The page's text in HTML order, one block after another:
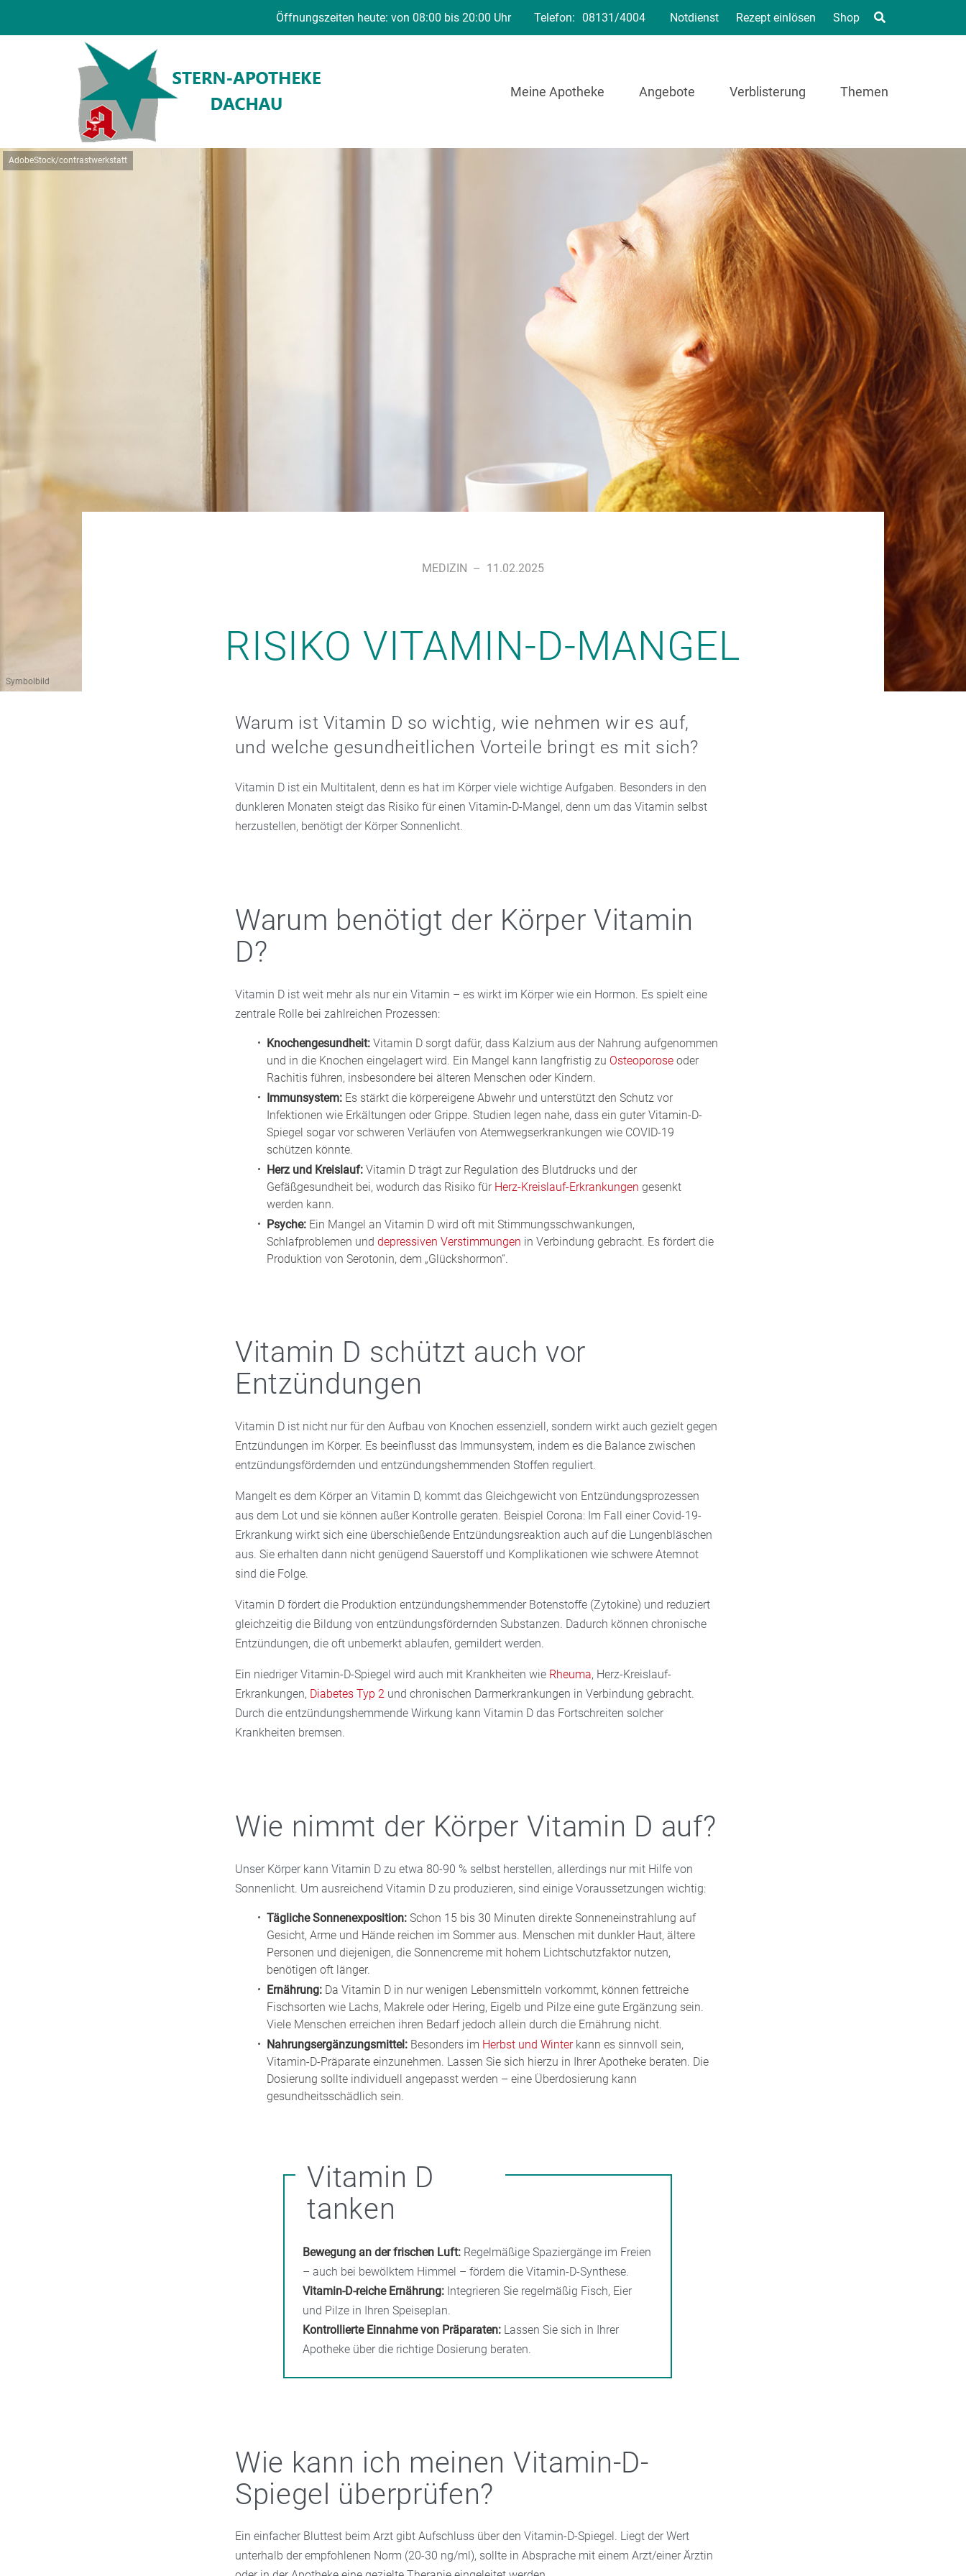
Öffnungszeiten heute: von 08:00 bis 20:00 Uhr Telefon: 08131/4004 Notdienst Rezept einlösen Shop
Meine Apotheke Angebote Verblisterung Themen
AdobeStock/contrastwerkstatt
Symbolbild
MEDIZIN – 11.02.2025
RISIKO VITAMIN-D-MANGEL
Warum ist Vitamin D so wichtig, wie nehmen wir es auf,
und welche gesundheitlichen Vorteile bringt es mit sich?
Vitamin D ist ein Multitalent, denn es hat im Körper viele wichtige Aufgaben. Besonders in den
dunkleren Monaten steigt das Risiko für einen Vitamin-D-Mangel, denn um das Vitamin selbst
herzustellen, benötigt der Körper Sonnenlicht.
Warum benötigt der Körper Vitamin
D?
Vitamin D ist weit mehr als nur ein Vitamin – es wirkt im Körper wie ein Hormon. Es spielt eine
zentrale Rolle bei zahlreichen Prozessen:
Knochengesundheit:Vitamin D sorgt dafür, dass Kalzium aus der Nahrung aufgenommen
und in die Knochen eingelagert wird. Ein Mangel kann langfristig zu Osteoporoseoder
Rachitis führen, insbesondere bei älteren Menschen oder Kindern.
Immunsystem:Es stärkt die körpereigene Abwehr und unterstützt den Schutz vor
Infektionen wie Erkältungen oder Grippe. Studien legen nahe, dass ein guter Vitamin-D-
Spiegel sogar vor schweren Verläufen von Atemwegserkrankungen wie COVID-19
schützen könnte.
Herz und Kreislauf:Vitamin D trägt zur Regulation des Blutdrucks und der
Gefäßgesundheit bei, wodurch das Risiko für Herz-Kreislauf-Erkrankungen gesenkt
werden kann.
Psyche:Ein Mangel an Vitamin D wird oft mit Stimmungsschwankungen,
Schlafproblemen und depressiven Verstimmungen in Verbindung gebracht. Es fördert die
Produktion von Serotonin, dem „Glückshormon“.
Vitamin D schützt auch vor
Entzündungen
Vitamin D ist nicht nur für den Aufbau von Knochen essenziell, sondern wirkt auch gezielt gegen
Entzündungen im Körper. Es beeinflusst das Immunsystem, indem es die Balance zwischen
entzündungsfördernden und entzündungshemmenden Stoffen reguliert.
Mangelt es dem Körper an Vitamin D, kommt das Gleichgewicht von Entzündungsprozessen
aus dem Lot und sie können außer Kontrolle geraten. Beispiel Corona: Im Fall einer Covid-19-
Erkrankung wirkt sich eine überschießende Entzündungsreaktion auch auf die Lungenbläschen
aus. Sie erhalten dann nicht genügend Sauerstoff und Komplikationen wie schwere Atemnot
sind die Folge.
Vitamin D fördert die Produktion entzündungshemmender Botenstoffe (Zytokine) und reduziert
gleichzeitig die Bildung von entzündungsfördernden Substanzen. Dadurch können chronische
Entzündungen, die oft unbemerkt ablaufen, gemildert werden.
Ein niedriger Vitamin-D-Spiegel wird auch mit Krankheiten wie Rheuma, Herz-Kreislauf-
Erkrankungen, Diabetes Typ 2 und chronischen Darmerkrankungen in Verbindung gebracht.
Durch die entzündungshemmende Wirkung kann Vitamin D das Fortschreiten solcher
Krankheiten bremsen.
Wie nimmt der Körper Vitamin D auf?
Unser Körper kann Vitamin D zu etwa 80-90 % selbst herstellen, allerdings nur mit Hilfe von
Sonnenlicht. Um ausreichend Vitamin D zu produzieren, sind einige Voraussetzungen wichtig:
Tägliche Sonnenexposition:Schon 15 bis 30 Minuten direkte Sonneneinstrahlung auf
Gesicht, Arme und Hände reichen im Sommer aus. Menschen mit dunkler Haut, ältere
Personen und diejenigen, die Sonnencreme mit hohem Lichtschutzfaktor nutzen,
benötigen oft länger.
Ernährung:Da Vitamin D in nur wenigen Lebensmitteln vorkommt, können fettreiche
Fischsorten wie Lachs, Makrele oder Hering, Eigelb und Pilze eine gute Ergänzung sein.
Viele Menschen erreichen ihren Bedarf jedoch allein durch die Ernährung nicht.
Nahrungsergänzungsmittel:Besonders im Herbst und Winterkann es sinnvoll sein,
Vitamin-D-Präparate einzunehmen. Lassen Sie sich hierzu in Ihrer Apotheke beraten. Die
Dosierung sollte individuell angepasst werden – eine Überdosierung kann
gesundheitsschädlich sein.
Vitamin D
tanken
Bewegung an der frischen Luft: Regelmäßige Spaziergänge im Freien
– auch bei bewölktem Himmel – fördern die Vitamin-D-Synthese.
Vitamin-D-reiche Ernährung: Integrieren Sie regelmäßig Fisch, Eier
und Pilze in Ihren Speiseplan.
Kontrollierte Einnahme von Präparaten: Lassen Sie sich in Ihrer
Apotheke über die richtige Dosierung beraten.
Wie kann ich meinen Vitamin-D-
Spiegel überprüfen?
Ein einfacher Bluttest beim Arzt gibt Aufschluss über den Vitamin-D-Spiegel. Liegt der Wert
unterhalb der empfohlenen Norm (20-30 ng/ml), sollte in Absprache mit einem Arzt/einer Ärztin